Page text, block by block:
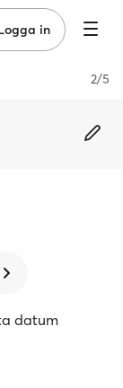
in
2/5
datum